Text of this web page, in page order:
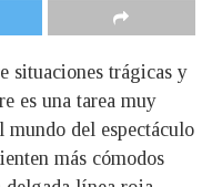
situaciones trágicas y
es una tarea muy
mundo del espectáculo
más cómodos